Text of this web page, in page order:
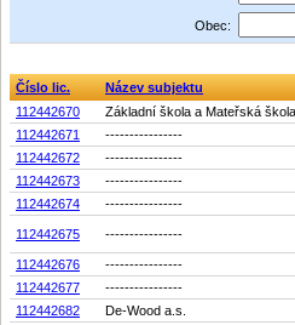
Obec:
Číslo lic.
Název subjektu
112442670
Základní škola a Mateřská
112442671
----------------
112442672
----------------
112442673
----------------
112442674
----------------
112442675 ----------------
112442676
----------------
112442677
----------------
112442682
De-Wood a.s.